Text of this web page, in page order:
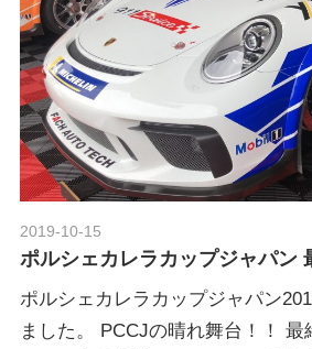
2019-10-15
ポルシェカレラカップジャパン
ポルシェカレラカップジャパン
ました。 PCCJの晴れ舞台！！ 最